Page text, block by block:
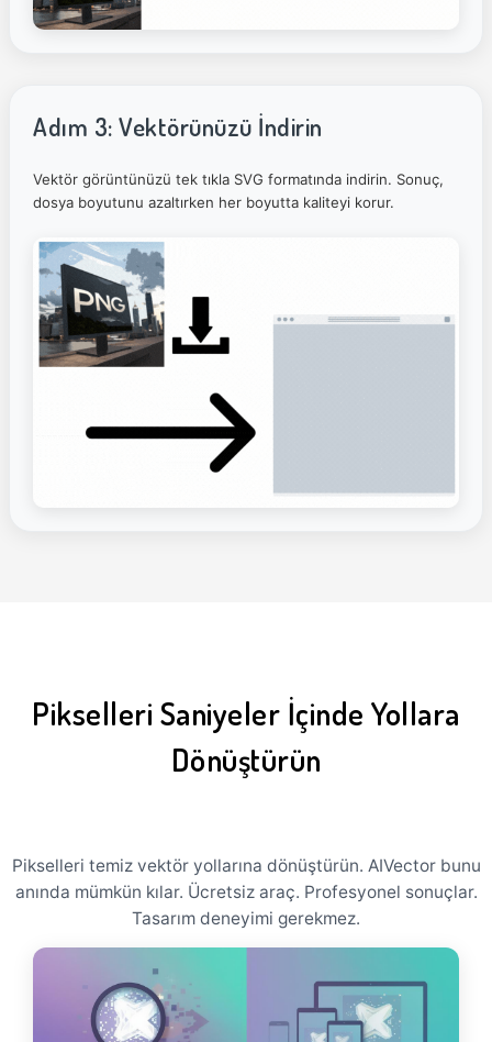
Adım 3: Vektörünüzü İndirin
Vektör görüntünüzü tek tıkla SVG formatında indirin. Sonuç,
dosya boyutunu azaltırken her boyutta kaliteyi korur.
Pikselleri Saniyeler İçinde Yollara
Dönüştürün
Pikselleri temiz vektör yollarına dönüştürün. AIVector bunu
anında mümkün kılar. Ücretsiz araç. Profesyonel sonuçlar.
Tasarım deneyimi gerekmez.